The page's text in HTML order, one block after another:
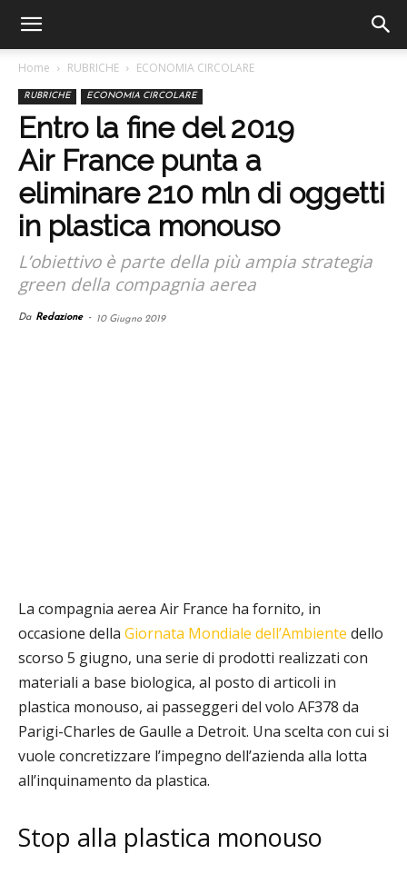
Home RUBRICHE ECONOMIA CIRCOLARE
RUBRICHE ECONOMIA CIRCOLARE
Entro la fine del 2019
Air France punta a
eliminare 210 mln di oggetti
in plastica monouso
L’obiettivo è parte della più ampia strategia
green della compagnia aerea
Da Redazione - 10 Giugno 2019
La compagnia aerea Air France ha fornito, in
occasione della Giornata Mondiale dell’Ambiente dello
scorso 5 giugno, una serie di prodotti realizzati con
materiali a base biologica, al posto di articoli in
plastica monouso, ai passeggeri del volo AF378 da
Parigi-Charles de Gaulle a Detroit. Una scelta con cui si
vuole concretizzare l’impegno dell’azienda alla lotta
all’inquinamento da plastica.
Stop alla plastica monouso